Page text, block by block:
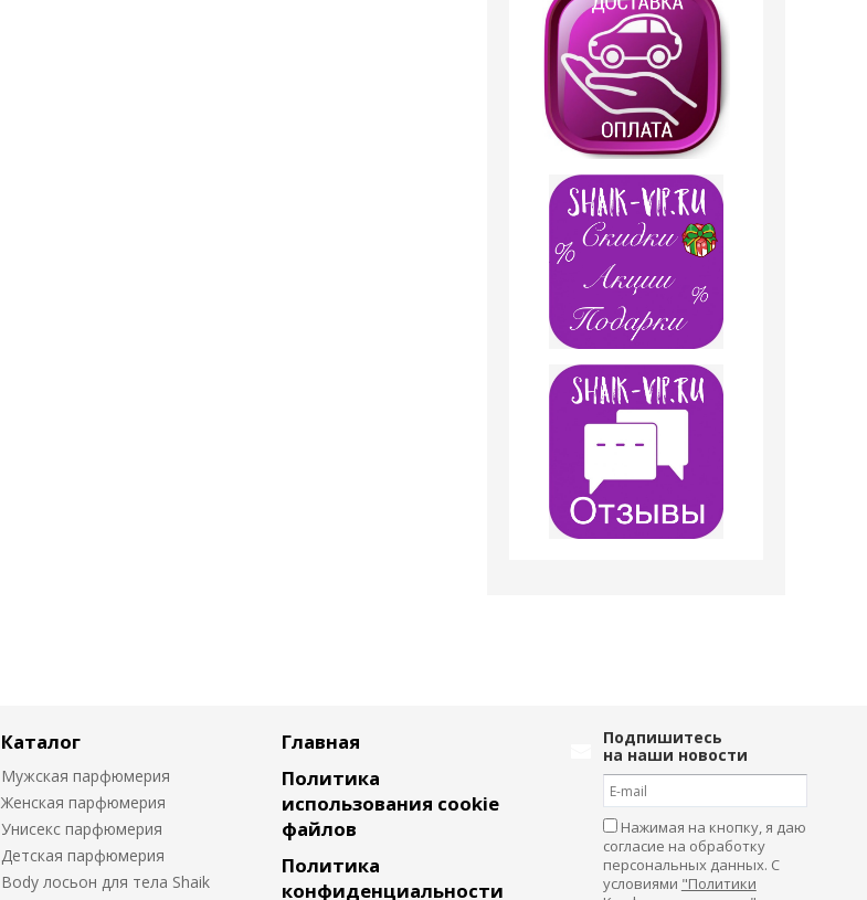
Каталог
Мужская парфюмерия
Женская парфюмерия
Унисекс парфюмерия
Детская парфюмерия
Body лосьон для тела Shaik
Главная
Политика
использования cookie
файлов
Политика
конфиденциальности
Подпишитесь
на наши новости
Нажимая на кнопку, я даю
согласие на обработку
персональных данных. С
условиями "Политики